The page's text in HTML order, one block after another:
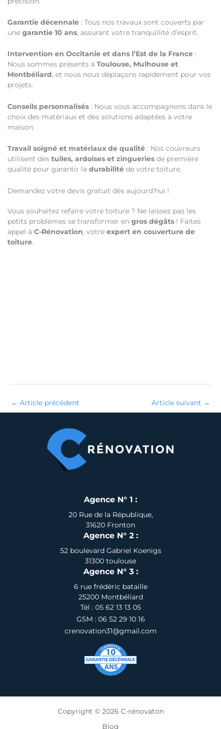
Garantie décennale : Tous nos travaux sont couverts par
une garantie 10 ans, assurant votre tranquillité d’esprit.
Intervention en Occitanie et dans l’Est de la France :
Nous sommes présents à Toulouse, Mulhouse et
Montbéliard, et nous nous déplaçons rapidement pour vos
projets.
Conseils personnalisés : Nous vous accompagnons dans le
choix des matériaux et des solutions adaptées à votre
maison.
Travail soigné et matériaux de qualité : Nos couvreurs
utilisent des tuiles, ardoises et zingueries de première
qualité pour garantir la durabilité de votre toiture.
Demandez votre devis gratuit dès aujourd’hui !
Vous souhaitez refaire votre toiture ? Ne laissez pas les
petits problèmes se transformer en gros dégâts ! Faites
appel à C-Rénovation, votre expert en couverture de
toiture.
← Article précédent Article suivant →
Agence N° 1 :
20 Rue de la République,
31620 Fronton
Agence N° 2 :
52 boulevard Gabriel Koenigs
31300 toulouse
Agence N° 3 :
6 rue frédéric bataille
25200 Montbéliard
Tél : 05 62 13 13 05
GSM : 06 52 29 10 16
crenovation31@gmail.com
Copyright © 2026 C-rénovaton
Blog